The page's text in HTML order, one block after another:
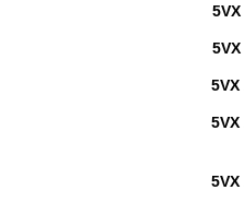
5VX
5VX
5VX
5VX
5VX